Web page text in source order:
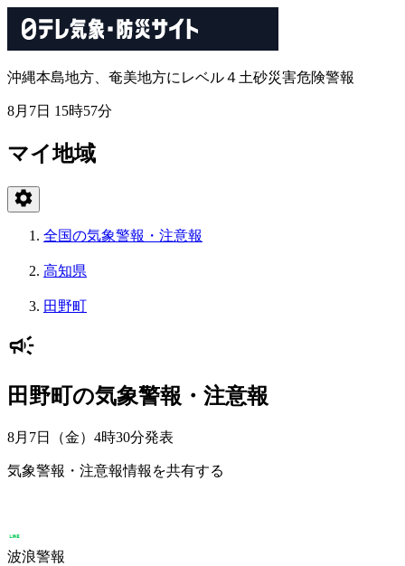
沖縄本島地方、奄美地方にレベル４土砂災害危険警報
8月7日 15時57分
マイ地域
全国の気象警報・注意報
高知県
田野町
田野町の気象警報・注意報
8月7日（金）4時30分発表
気象警報・注意報情報を共有する
波浪警報